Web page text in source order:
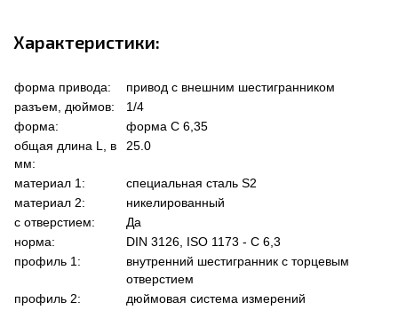
Характеристики:
форма привода:
привод с внешним шестигранником
разъем, дюймов:
1/4
форма:
форма C 6,35
общая длина L, в
мм:
25.0
материал 1:
специальная сталь S2
материал 2:
никелированный
с отверстием:
Да
норма:
DIN 3126, ISO 1173 - C 6,3
профиль 1:
внутренний шестигранник с торцевым
отверстием
профиль 2:
дюймовая система измерений